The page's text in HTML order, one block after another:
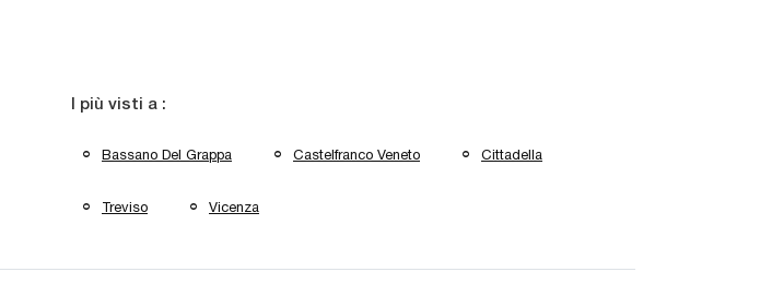
I più visti a :
Bassano Del Grappa Castelfranco Veneto Cittadella
Treviso Vicenza